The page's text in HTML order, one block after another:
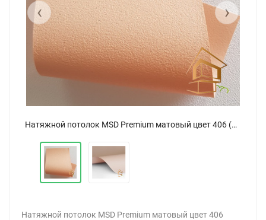
Натяжной потолок MSD Premium матовый цвет 406 (320)
‹ ›
Натяжной потолок MSD Premium матовый цвет 406